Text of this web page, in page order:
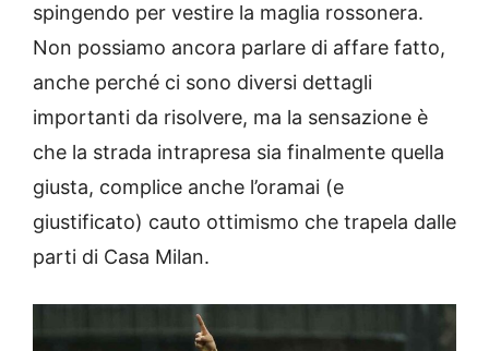
spingendo per vestire la maglia rossonera.
Non possiamo ancora parlare di affare fatto,
anche perché ci sono diversi dettagli
importanti da risolvere, ma la sensazione è
che la strada intrapresa sia finalmente quella
giusta, complice anche l’oramai (e
giustificato) cauto ottimismo che trapela dalle
parti di Casa Milan.